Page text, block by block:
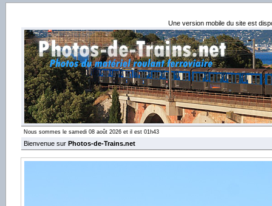
Une version mobile du site est
Nous sommes le samedi 08 août 2026 et il est 01h43
Bienvenue sur Photos-de-Trains.net